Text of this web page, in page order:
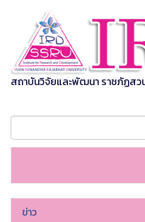
สถาบันวิจัยและพัฒนา ราชภัฏสว
ข่าว